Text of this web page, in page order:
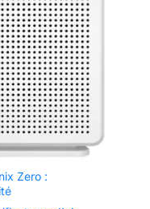
Zero :